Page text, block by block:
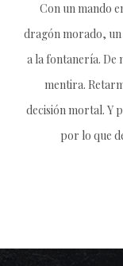
Con un mando
dragón morado, un
a la fontanería. De
mentira.
decisión mortal. Y
por lo que